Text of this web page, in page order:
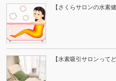
【さくらサロンの水素
【水素吸引サロンって